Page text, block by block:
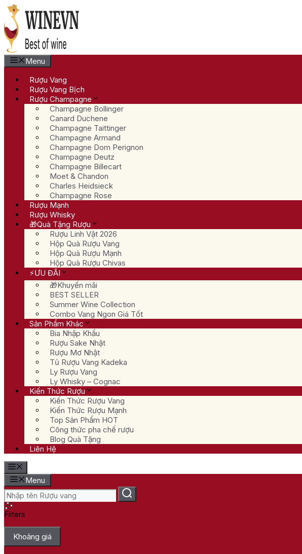
Chuyển
đến
nội
dung
Menu
Rượu Vang
Rượu Vang Bịch
Rượu Champagne
Champagne Bollinger
Canard Duchene
Champagne Taittinger
Champagne Armand
Champagne Dom Perignon
Champagne Deutz
Champagne Billecart
Moet & Chandon
Charles Heidsieck
Champagne Rose
Rượu Mạnh
Rượu Whisky
🎁Quà Tặng Rượu
Rượu Linh Vật 2026
Hộp Quà Rượu Vang
Hộp Quà Rượu Mạnh
Hộp Quà Rượu Chivas
⚡ƯU ĐÃI
🎁Khuyến mãi
BEST SELLER
Summer Wine Collection
Combo Vang Ngon Giá Tốt
Sản Phẩm Khác
Bia Nhập Khẩu
Rượu Sake Nhật
Rượu Mơ Nhật
Tủ Rượu Vang Kadeka
Ly Rượu Vang
Ly Whisky – Cognac
Kiến Thức Rượu
Kiến Thức Rượu Vang
Kiến Thức Rượu Mạnh
Top Sản Phẩm HOT
Công thức pha chế rượu
Blog Quà Tặng
Liên Hệ
Menu
Filters
Khoảng giá